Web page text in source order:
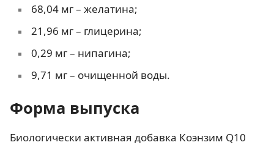
68,04 мг – желатина;
21,96 мг – глицерина;
0,29 мг – нипагина;
9,71 мг – очищенной воды.
Форма выпуска
Биологически активная добавка Коэнзим Q10